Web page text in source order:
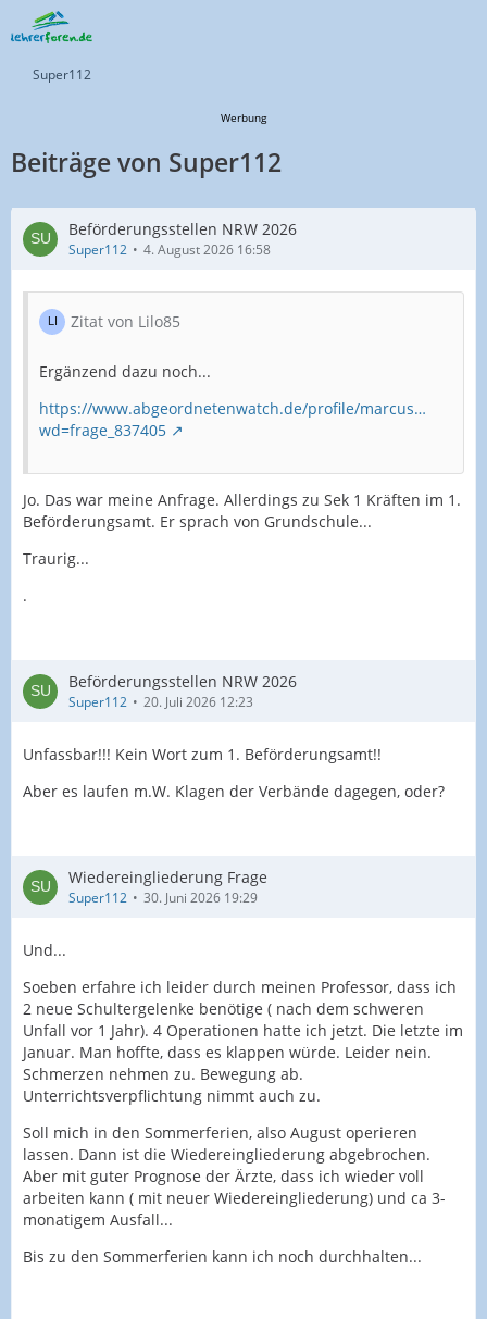
Super112
Werbung
Beiträge von Super112
Beförderungsstellen NRW 2026
Super112 4. August 2026 16:58
Zitat von Lilo85
Ergänzend dazu noch...
https://www.abgeordnetenwatch.de/profile/marcus…
wd=frage_837405
Jo. Das war meine Anfrage. Allerdings zu Sek 1 Kräften im 1.
Beförderungsamt. Er sprach von Grundschule...
Traurig...
.
Beförderungsstellen NRW 2026
Super112 20. Juli 2026 12:23
Unfassbar!!! Kein Wort zum 1. Beförderungsamt!!
Aber es laufen m.W. Klagen der Verbände dagegen, oder?
Wiedereingliederung Frage
Super112 30. Juni 2026 19:29
Und...
Soeben erfahre ich leider durch meinen Professor, dass ich
2 neue Schultergelenke benötige ( nach dem schweren
Unfall vor 1 Jahr). 4 Operationen hatte ich jetzt. Die letzte im
Januar. Man hoffte, dass es klappen würde. Leider nein.
Schmerzen nehmen zu. Bewegung ab.
Unterrichtsverpflichtung nimmt auch zu.
Soll mich in den Sommerferien, also August operieren
lassen. Dann ist die Wiedereingliederung abgebrochen.
Aber mit guter Prognose der Ärzte, dass ich wieder voll
arbeiten kann ( mit neuer Wiedereingliederung) und ca 3-
monatigem Ausfall...
Bis zu den Sommerferien kann ich noch durchhalten...